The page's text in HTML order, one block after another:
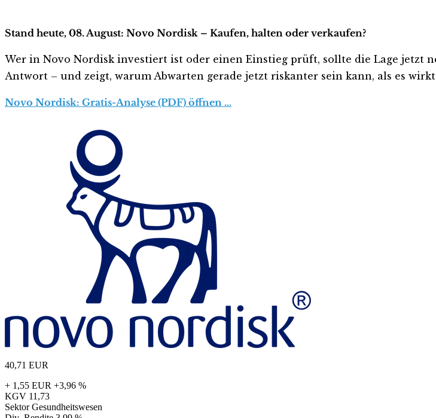
Stand heute, 08. August: Novo Nordisk – Kaufen, halten oder verkaufen?
Wer in Novo Nordisk investiert ist oder einen Einstieg prüft, sollte die Lage jetzt
Antwort – und zeigt, warum Abwarten gerade jetzt riskanter sein kann, als es
Novo Nordisk: Gratis-Analyse (PDF) öffnen …
40,71 EUR
+ 1,55 EUR +3,96 %
KGV 11,73
Sektor Gesundheitswesen